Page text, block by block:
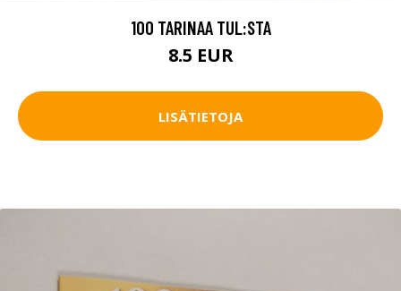
100 TARINAA TUL:STA
8.5 EUR
LISÄTIETOJA